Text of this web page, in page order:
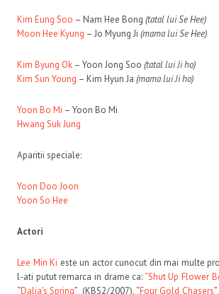
Kim Eung Soo – Nam Hee Bong (tatal lui Se Hee)
Moon Hee Kyung – Jo Myung Ji (mama lui Se Hee)
Kim Byung Ok – Yoon Jong Soo (tatal lui Ji ho)
Kim Sun Young – Kim Hyun Ja (mama lui Ji ho)
Yoon Bo Mi – Yoon Bo Mi
Hwang Suk Jung
Aparitii speciale:
Yoon Doo Joon
Yoon So Hee
Actori
Lee Min Ki este un actor cunocut din mai multe
l-ati putut remarca in drame ca: “Shut Up Flower
“Dalja’s Spring” (KBS2/2007), “Four Gold Chasers